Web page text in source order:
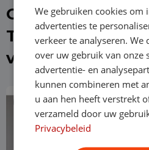
Of kies direct
Transit Custom
voorraad
€ 28.940
We gebruiken cookies om
advertenties te
verkeer te analyseren.
over uw gebruik van onze
advertentie- en
kunnen combineren met
u aan hen heeft verstrekt
verzameld door uw
Privacybeleid